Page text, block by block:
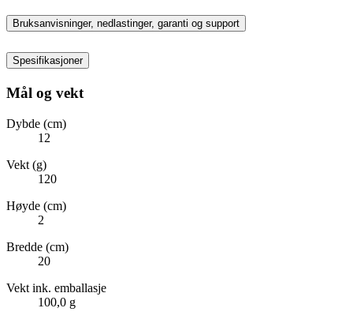
Bruksanvisninger, nedlastinger, garanti og support
Spesifikasjoner
Mål og vekt
Dybde (cm)
12
Vekt (g)
120
Høyde (cm)
2
Bredde (cm)
20
Vekt ink. emballasje
100,0 g